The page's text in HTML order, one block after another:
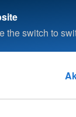
the switch to